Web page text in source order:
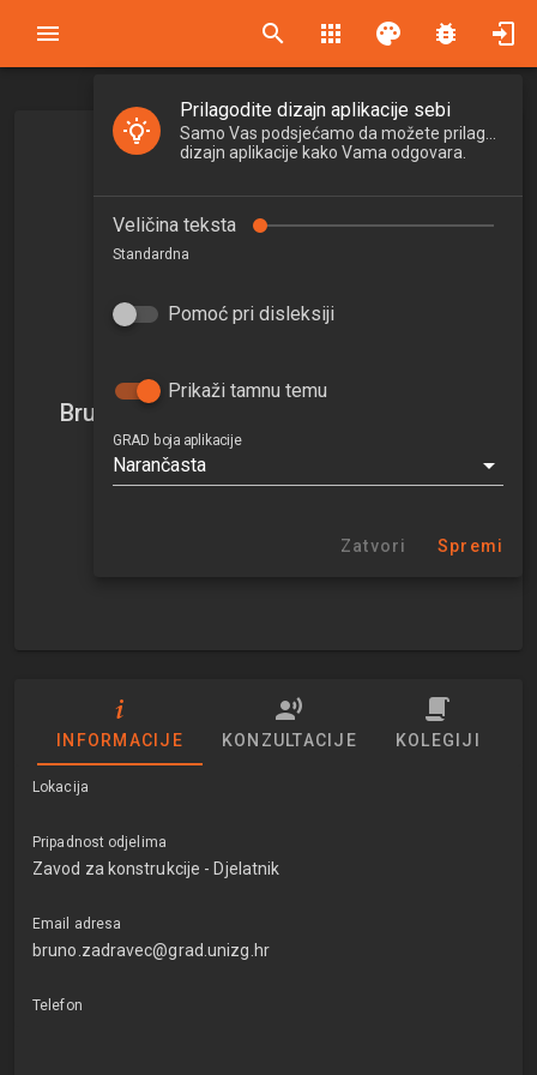
search apps palette bug_report
Bruno Zadravec, univ. mag. ing. aedif.
bruno.zadravec@grad.unizg.hr
INFORMACIJE KONZULTACIJE KOLEGIJI
Lokacija
Pripadnost odjelima
Zavod za konstrukcije - Djelatnik
Email adresa
bruno.zadravec@grad.unizg.hr
Telefon
Prilagodite dizajn aplikacije sebi
dizajn aplikacije kako Vama odgovara.
Veličina teksta
Standardna
Pomoć pri disleksiji
Prikaži tamnu temu
GRAD boja aplikacije
Narančasta
Zatvori Spremi